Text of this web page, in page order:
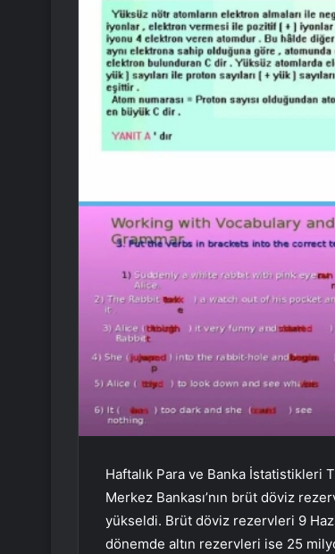
Haftalık Para ve Banka İstatistikleri
Merkez Bankası’nın brüt döviz
yükseldi. Brüt döviz rezervleri 9
dönemde altın rezervleri ise 25